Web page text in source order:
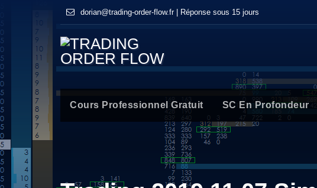
dorian@trading-order-flow.fr | Réponse sous 15 jours
Cours Professionnel Gratuit SC En Profondeur